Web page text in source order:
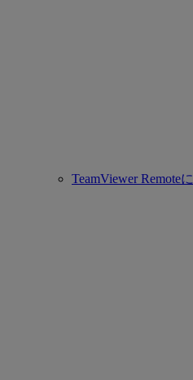
TeamViewer Remote